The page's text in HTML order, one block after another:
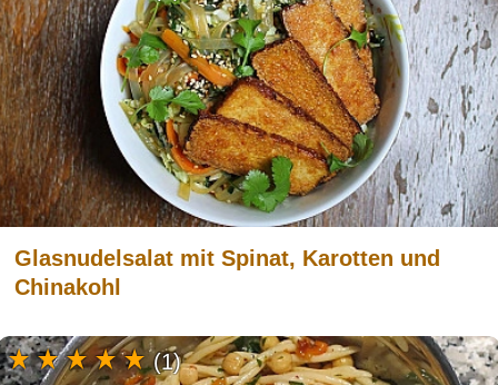
Glasnudelsalat mit Spinat, Karotten und
Chinakohl
(1)